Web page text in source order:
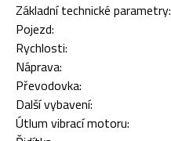
Základní technické parametry:
Pojezd:
Rychlosti:
Náprava:
Převodovka:
Další vybavení:
Útlum vibrací motoru: